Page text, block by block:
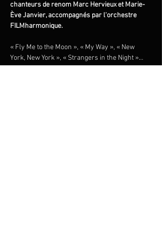
chanteurs de renom Marc Hervieux et Marie-
Ève Janvier, accompagnés par l'orchestre
FILMharmonique.
« Fly Me to the Moon », « My Way », « New
York, New York », « Strangers in the Night »…